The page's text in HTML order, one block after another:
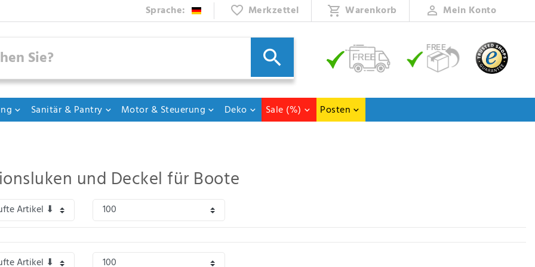
Sprache: Merkzettel Warenkorb Mein Konto
Sanitär & Pantry Motor & Steuerung Deko Sale (%) Posten
und Deckel für Boote